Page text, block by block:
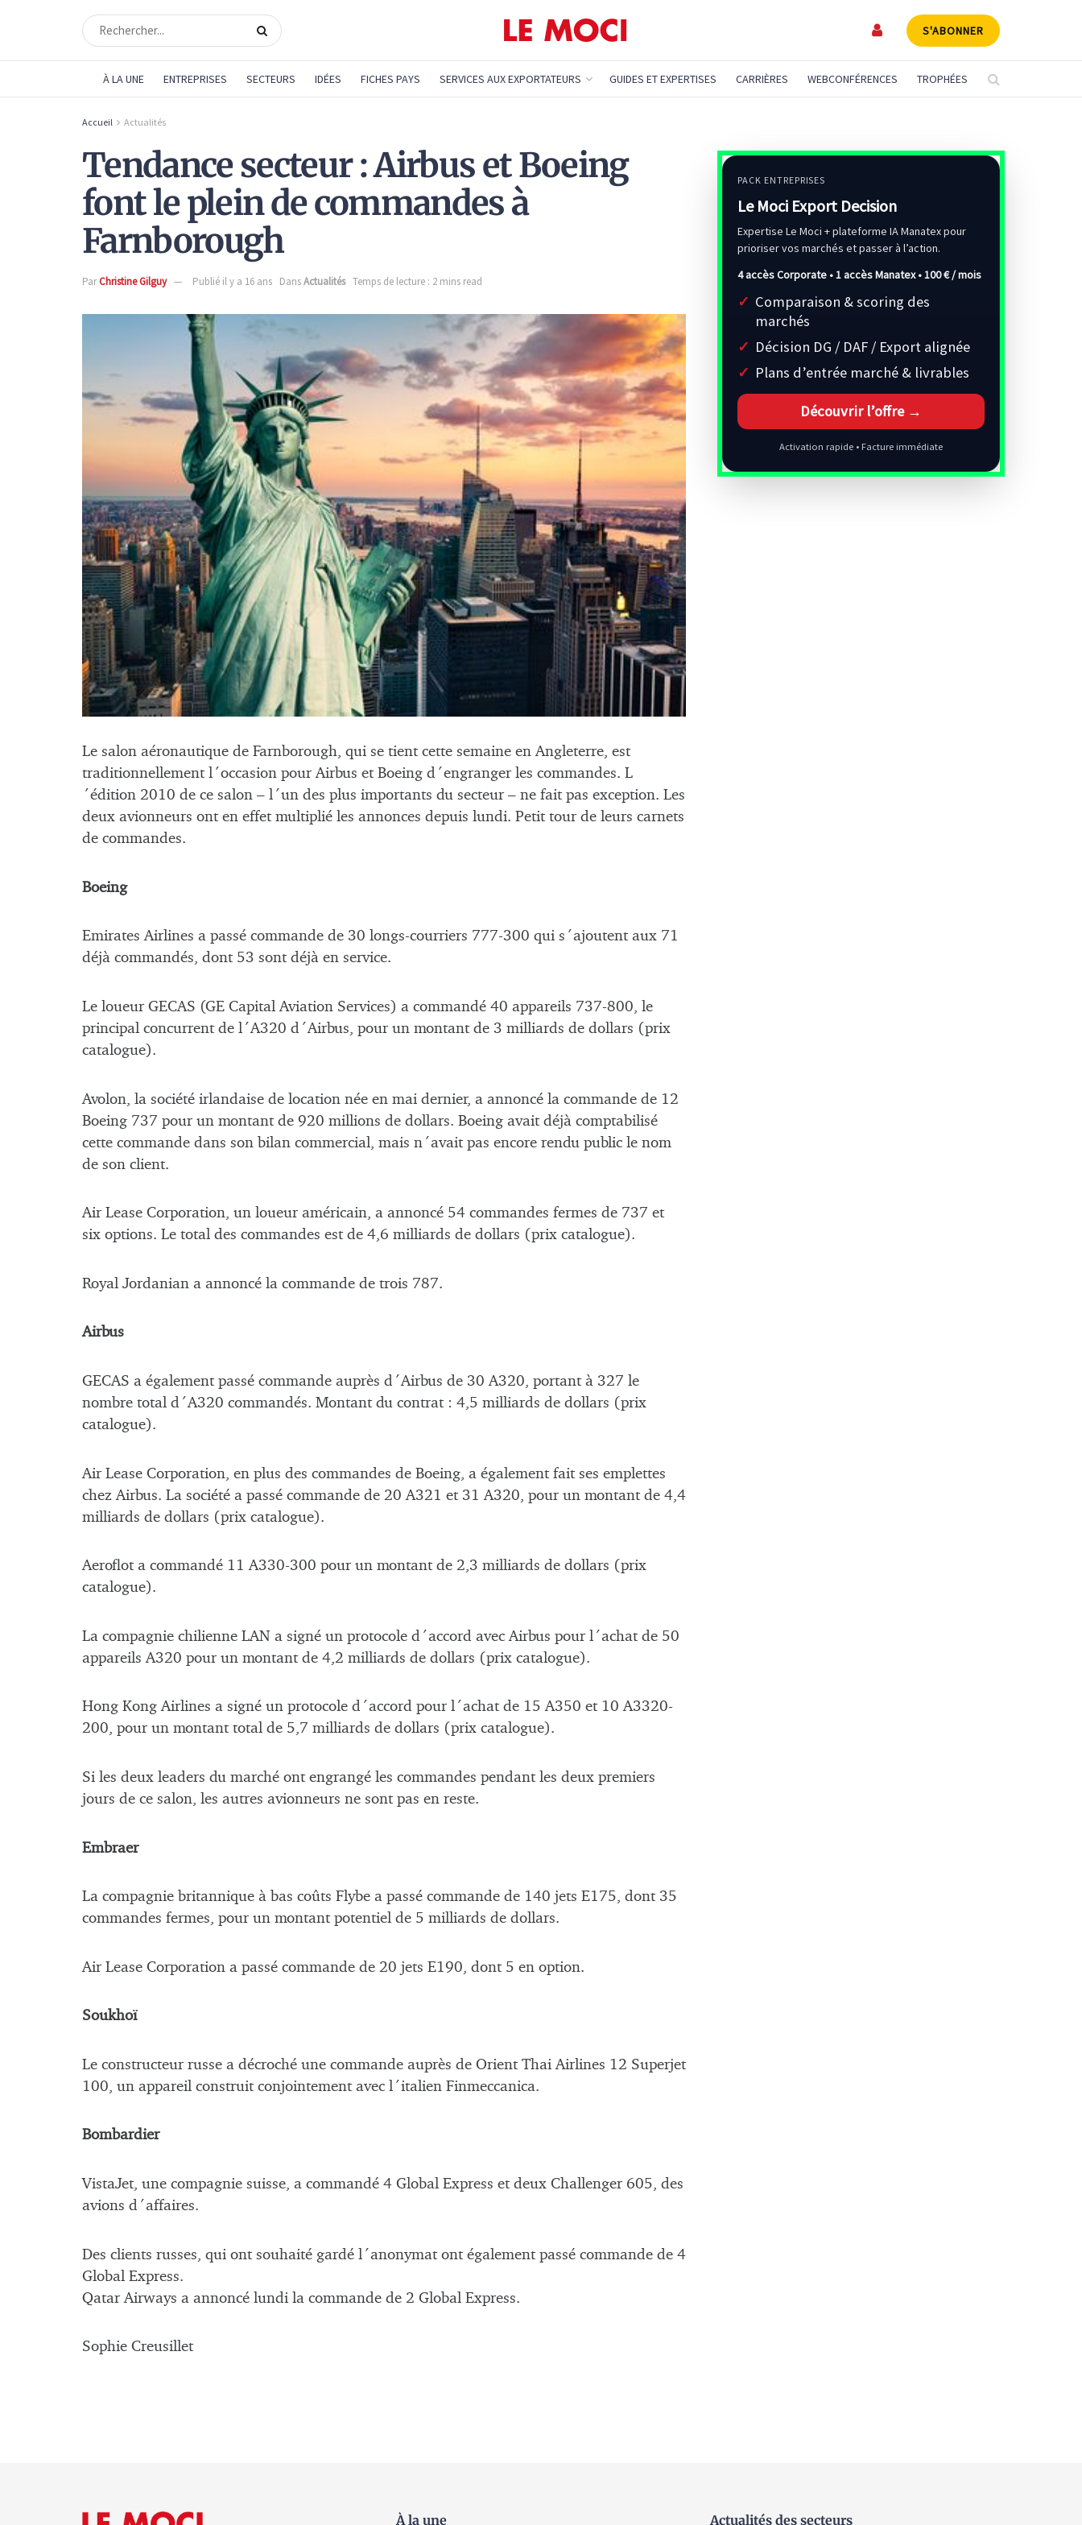
S'ABONNER
À LA UNE ENTREPRISES SECTEURS IDÉES FICHES PAYS SERVICES AUX EXPORTATEURS GUIDES ET EXPERTISES CARRIÈRES WEBCONFÉRENCES TROPHÉES
Accueil Actualités
Tendance secteur : Airbus et Boeing
font le plein de commandes à
Farnborough
ParChristine Gilguy Publié il y a 16 ans DansActualités Temps de lecture : 2 mins read
Le salon aéronautique de Farnborough, qui se tient cette semaine en Angleterre, est
traditionnellement l´occasion pour Airbus et Boeing d´engranger les commandes. L
´édition 2010 de ce salon – l´un des plus importants du secteur – ne fait pas exception. Les
deux avionneurs ont en effet multiplié les annonces depuis lundi. Petit tour de leurs carnets
de commandes.
Boeing
Emirates Airlines a passé commande de 30 longs-courriers 777-300 qui s´ajoutent aux 71
déjà commandés, dont 53 sont déjà en service.
Le loueur GECAS (GE Capital Aviation Services) a commandé 40 appareils 737-800, le
principal concurrent de l´A320 d´Airbus, pour un montant de 3 milliards de dollars (prix
catalogue).
Avolon, la société irlandaise de location née en mai dernier, a annoncé la commande de 12
Boeing 737 pour un montant de 920 millions de dollars. Boeing avait déjà comptabilisé
cette commande dans son bilan commercial, mais n´avait pas encore rendu public le nom
de son client.
Air Lease Corporation, un loueur américain, a annoncé 54 commandes fermes de 737 et
six options. Le total des commandes est de 4,6 milliards de dollars (prix catalogue).
Royal Jordanian a annoncé la commande de trois 787.
Airbus
GECAS a également passé commande auprès d´Airbus de 30 A320, portant à 327 le
nombre total d´A320 commandés. Montant du contrat : 4,5 milliards de dollars (prix
catalogue).
Air Lease Corporation, en plus des commandes de Boeing, a également fait ses emplettes
chez Airbus. La société a passé commande de 20 A321 et 31 A320, pour un montant de 4,4
milliards de dollars (prix catalogue).
Aeroflot a commandé 11 A330-300 pour un montant de 2,3 milliards de dollars (prix
catalogue).
La compagnie chilienne LAN a signé un protocole d´accord avec Airbus pour l´achat de 50
appareils A320 pour un montant de 4,2 milliards de dollars (prix catalogue).
Hong Kong Airlines a signé un protocole d´accord pour l´achat de 15 A350 et 10 A3320-
200, pour un montant total de 5,7 milliards de dollars (prix catalogue).
Si les deux leaders du marché ont engrangé les commandes pendant les deux premiers
jours de ce salon, les autres avionneurs ne sont pas en reste.
Embraer
La compagnie britannique à bas coûts Flybe a passé commande de 140 jets E175, dont 35
commandes fermes, pour un montant potentiel de 5 milliards de dollars.
Air Lease Corporation a passé commande de 20 jets E190, dont 5 en option.
Soukhoï
Le constructeur russe a décroché une commande auprès de Orient Thai Airlines 12 Superjet
100, un appareil construit conjointement avec l´italien Finmeccanica.
Bombardier
VistaJet, une compagnie suisse, a commandé 4 Global Express et deux Challenger 605, des
avions d´affaires.
Des clients russes, qui ont souhaité gardé l´anonymat ont également passé commande de 4
Global Express.
Qatar Airways a annoncé lundi la commande de 2 Global Express.
Sophie Creusillet
PACK ENTREPRISES
Le Moci Export Decision
Expertise Le Moci + plateforme IA Manatex pour
prioriser vos marchés et passer à l’action.
4 accès Corporate • 1 accès Manatex •100 € / mois
Comparaison & scoring des
marchés
Décision DG / DAF / Export alignée
Plans d’entrée marché & livrables
Découvrir l’offre →
Activation rapide • Facture immédiate
À la une Actualités des secteurs